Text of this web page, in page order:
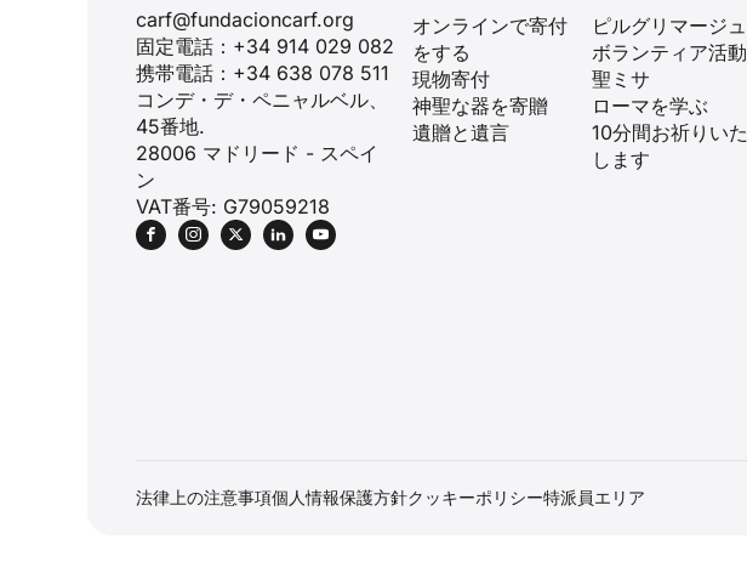
carf@fundacioncarf.org
固定電話：+34 914 029 082
携帯電話：+34 638 078 511
コンデ・デ・ペニャルベル、
45番地.
28006 マドリード - スペイ
ン
VAT番号: G79059218
オンラインで寄付
をする
現物寄付
神聖な器を寄贈
遺贈と遺言
ピルグリマージュ
ボランティア活動
聖ミサ
ローマを学ぶ
10分間お祈りいた
します
法律上の注意事項個人情報保護方針クッキーポリシー特派員エリア